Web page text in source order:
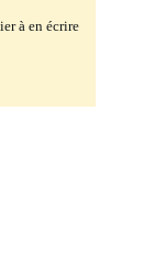
à en écrire